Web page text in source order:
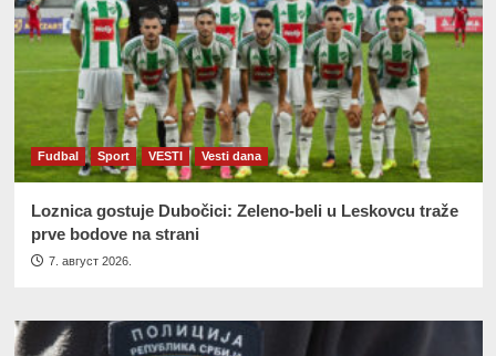
Fudbal Sport VESTI Vesti dana
Loznica gostuje Dubočici: Zeleno-beli u Leskovcu traže
prve bodove na strani
7. август 2026.